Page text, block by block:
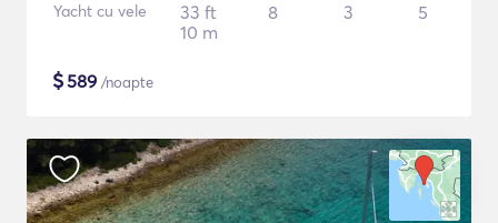
Yacht cu vele
33 ft
10 m
8 3 5
$589 /noapte